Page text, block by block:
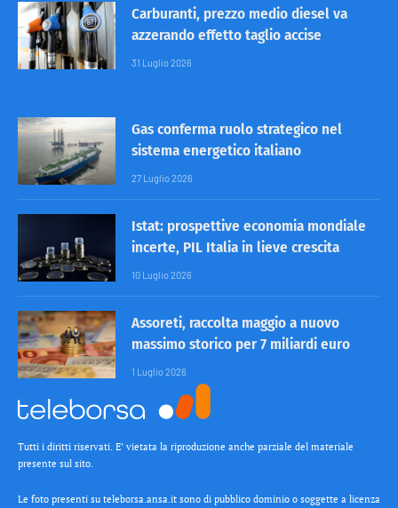
Carburanti, prezzo medio diesel va
azzerando effetto taglio accise
31 Luglio 2026
Gas conferma ruolo strategico nel
sistema energetico italiano
27 Luglio 2026
Istat: prospettive economia mondiale
incerte, PIL Italia in lieve crescita
10 Luglio 2026
Assoreti, raccolta maggio a nuovo
massimo storico per 7 miliardi euro
1 Luglio 2026
Tutti i diritti riservati. E’ vietata la riproduzione anche parziale del materiale
presente sul sito.
Le foto presenti su teleborsa.ansa.it sono di pubblico dominio o soggette a licenza